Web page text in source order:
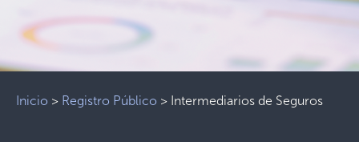
Inicio > Registro Público > Intermediarios de Seguros